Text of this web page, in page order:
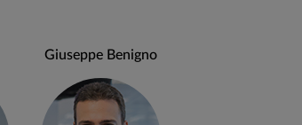
Giuseppe Benigno